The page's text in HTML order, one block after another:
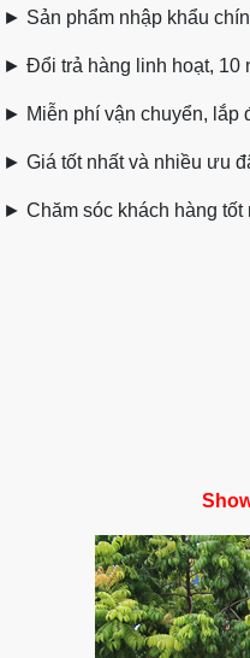
► Sản phẩm nhập khẩu
► Đổi trả hàng linh hoạt, 10
► Miễn phí vận chuyển, lắp
► Giá tốt nhất và nhiều ưu
► Chăm sóc khách hàng tốt